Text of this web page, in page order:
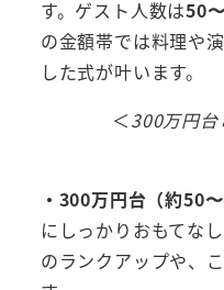
す。ゲスト人数は50
の金額帯では料理や
した式が叶います。
＜300万円
・300万円台（約50〜
にしっかりおもてな
のランクアップや、